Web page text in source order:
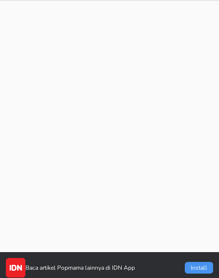
Baca artikel Popmama lainnya di IDN App Install